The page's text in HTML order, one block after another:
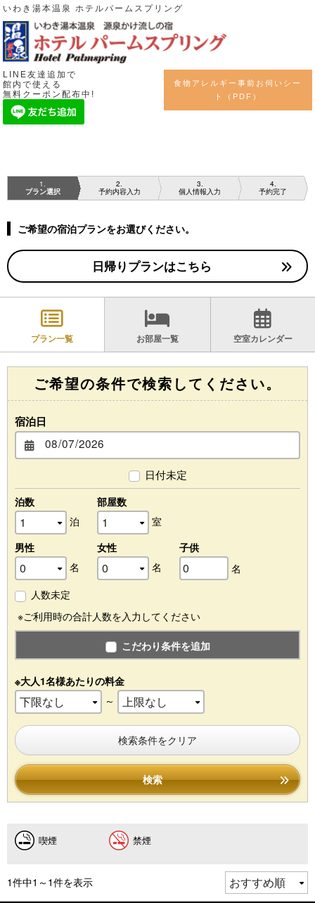
いわき湯本温泉 ホテルパームスプリング
LINE友達追加で
館内で使える
無料クーポン配布中!
食物アレルギー事前お伺いシー
ト（PDF）
1
プラン選択
2
予約内容入力
3
個人情報入力
4
予約完了
ご希望の宿泊プランをお選びください。
日帰りプランはこちら
プラン一覧 お部屋一覧 空室カレンダー
ご希望の条件で検索してください。
宿泊日
日付未定
泊数
泊
部屋数
室
男性
名
女性
名
子供
名
人数未定
※ご利用時の合計人数を入力してください
こだわり条件を追加
※大人1名様あたりの料金
～
検索条件をクリア
検索
喫煙 禁煙
1件中1～1件を表示